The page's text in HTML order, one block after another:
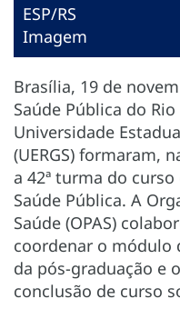
ESP/RS
Imagem
Brasília, 19 de
Saúde Pública do Rio
Universidade
(UERGS) formaram,
a 42ª turma do
Saúde Pública. A
Saúde (OPAS)
coordenar o módulo
da pós-graduação e
conclusão de curso